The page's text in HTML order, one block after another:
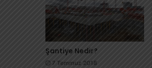
Şantiye Nedir?
7 Temmuz 2018